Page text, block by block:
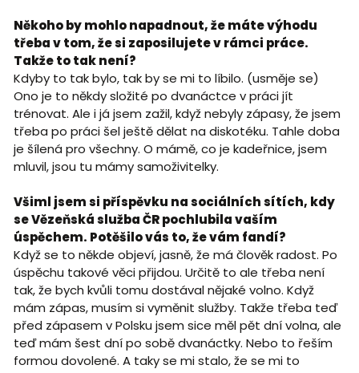
Někoho by mohlo napadnout, že máte výhodu
třeba v tom, že si zaposilujete v rámci práce.
Takže to tak není?
Kdyby to tak bylo, tak by se mi to líbilo. (usměje se)
Ono je to někdy složité po dvanáctce v práci jít
trénovat. Ale i já jsem zažil, když nebyly zápasy, že jsem
třeba po práci šel ještě dělat na diskotéku. Tahle doba
je šílená pro všechny. O mámě, co je kadeřnice, jsem
mluvil, jsou tu mámy samoživitelky.
Všiml jsem si příspěvku na sociálních sítích, kdy
se Vězeňská služba ČR pochlubila vaším
úspěchem. Potěšilo vás to, že vám fandí?
Když se to někde objeví, jasně, že má člověk radost. Po
úspěchu takové věci přijdou. Určitě to ale třeba není
tak, že bych kvůli tomu dostával nějaké volno. Když
mám zápas, musím si vyměnit služby. Takže třeba teď
před zápasem v Polsku jsem sice měl pět dní volna, ale
teď mám šest dní po sobě dvanáctky. Nebo to řeším
formou dovolené. A taky se mi stalo, že se mi to